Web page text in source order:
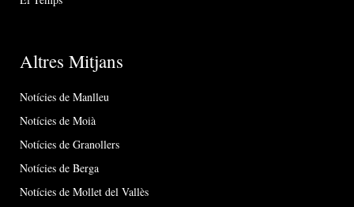
Altres Mitjans
Notícies de Manlleu
Notícies de Moià
Notícies de Granollers
Notícies de Berga
Notícies de Mollet del Vallès